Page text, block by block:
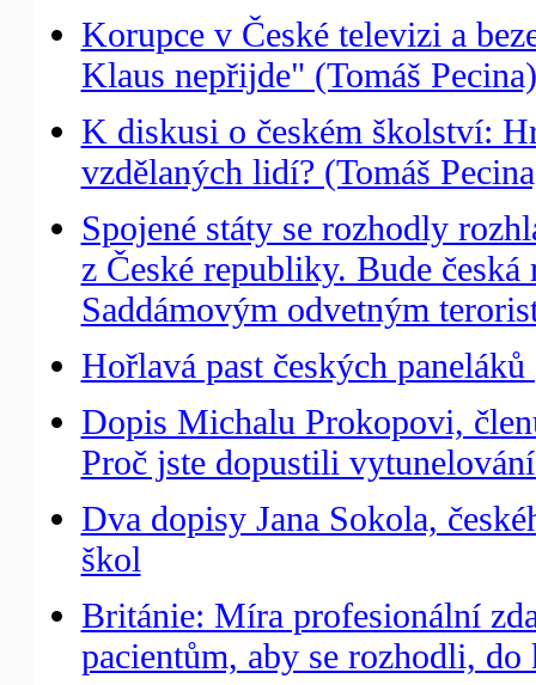
Korupce v České televizi a
Klaus nepřijde" (Tomáš Pecina)
K diskusi o českém školství:
vzdělaných lidí? (Tomáš
Spojené státy se rozhodly
z České republiky. Bude
Saddámovým odvetným
Hořlavá past českých
Dopis Michalu Prokopovi,
Proč jste dopustili
Dva dopisy Jana Sokola,
škol
Británie: Míra profesionální
pacientům, aby se rozhodli,